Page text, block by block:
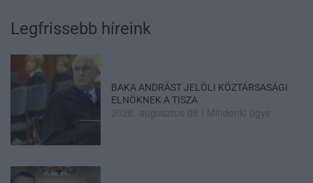
Legfrissebb híreink
BAKA ANDRÁST JELÖLI KÖZTÁRSASÁGI
ELNÖKNEK A TISZA
2026. augusztus 08 Mindenki ügye